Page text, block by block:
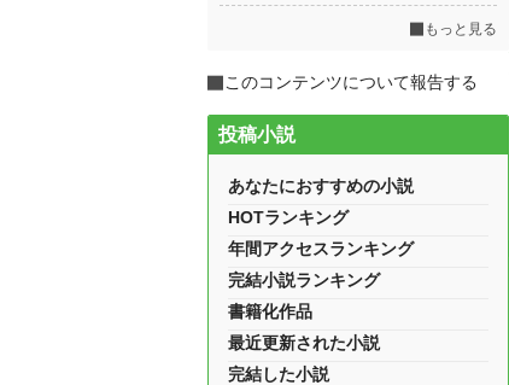
もっと見る
このコンテンツについて報告する
投稿小説
あなたにおすすめの小説
HOTランキング
年間アクセスランキング
完結小説ランキング
書籍化作品
最近更新された小説
完結した小説